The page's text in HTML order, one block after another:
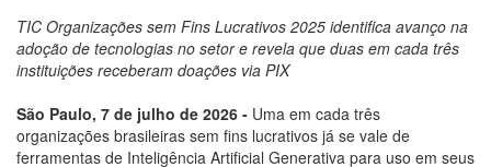
TIC Organizações sem Fins Lucrativos 2025 identifica avanço na
adoção de tecnologias no setor e revela que duas em cada três
instituições receberam doações via PIX
São Paulo, 7 de julho de 2026 - Uma em cada três
organizações brasileiras sem fins lucrativos já se vale de
ferramentas de Inteligência Artificial Generativa para uso em seus